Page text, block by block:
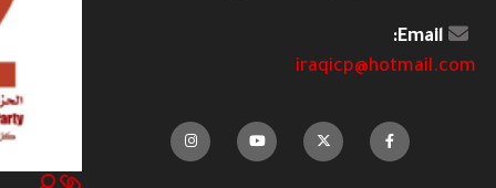
Email:
iraqicp@hotmail.com